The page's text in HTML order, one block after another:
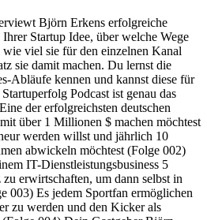
Björn Erkens erfolgreiche
Startup Idee, über welche Wege
viel sie für den einzelnen Kanal
sie damit machen. Du lernst die
Abläufe kennen und kannst diese für
Podcast ist genau das
der erfolgreichsten deutschen
über 1 Millionen $ machen möchtest
werden willst und jährlich 10
abwickeln möchtest (Folge 002)
IT-Dienstleistungsbusiness 5
erwirtschaften, um dann selbst in
003) Es jedem Sportfan ermöglichen
zu werden und den Kicker als